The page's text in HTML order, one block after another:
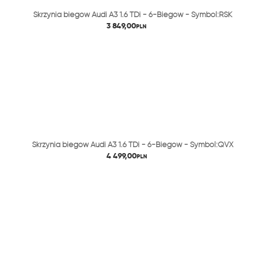
Skrzynia biegów Audi A3 1.6 TDi - 6-Biegów - Symbol:RSK
3 849,00PLN
Skrzynia biegów Audi A3 1.6 TDi - 6-Biegów - Symbol:QVX
4 499,00PLN